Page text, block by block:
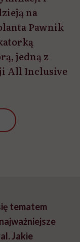
na
Pawnik
jedną z
All Inclusive
tematem
Jakie